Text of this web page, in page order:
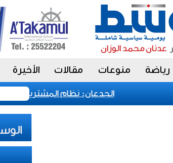
رياضة منوعات مقالات الأخيرة
الجدعان: نظام المشتريات يمنح